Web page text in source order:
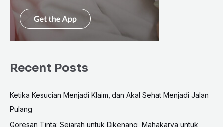
Recent Posts
Ketika Kesucian Menjadi Klaim, dan Akal Sehat Menjadi Jalan
Pulang
Goresan Tinta: Sejarah untuk Dikenang, Mahakarya untuk